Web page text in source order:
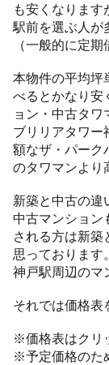
も安くなりま
駅前を選ぶ人が
（一般的に定
本物件の平均坪
べるとかなり安
ョン・中古タワ
ブリリアタワー
額なザ・パーク
のタワマンより
新築と中古の違
中古マンション
される方は新築
思っております。
神戸駅周辺のマ
それでは価格表
※価格表はクリ
※予定価格のた